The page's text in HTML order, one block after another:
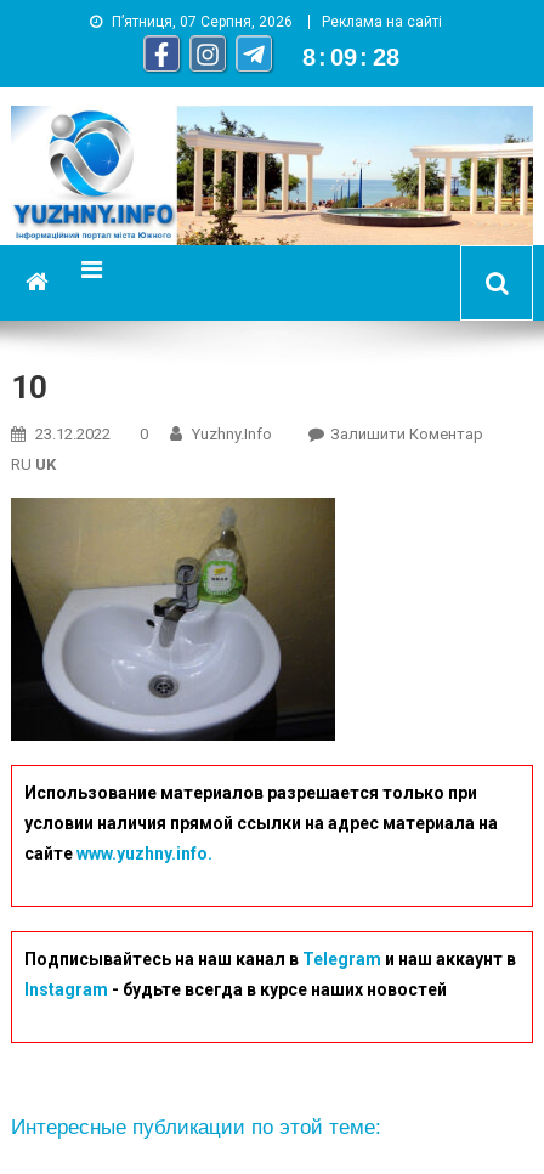
П’ятниця, 07 Серпня, 2026 Реклама на сайті
8 : 09 : 29
YUZHNY.INFO
информационный портал города Южный
10
23.12.2022 0 Yuzhny.info Залишити КоментарOn
RU UK
Использование материалов разрешается только при
условии наличия прямой ссылки на адрес материала на
сайтеwww.yuzhny.info.
Подписывайтесь на наш канал в Telegram и наш аккаунт в
Instagram - будьте всегда в курсе наших новостей
Интересные публикации по этой теме: